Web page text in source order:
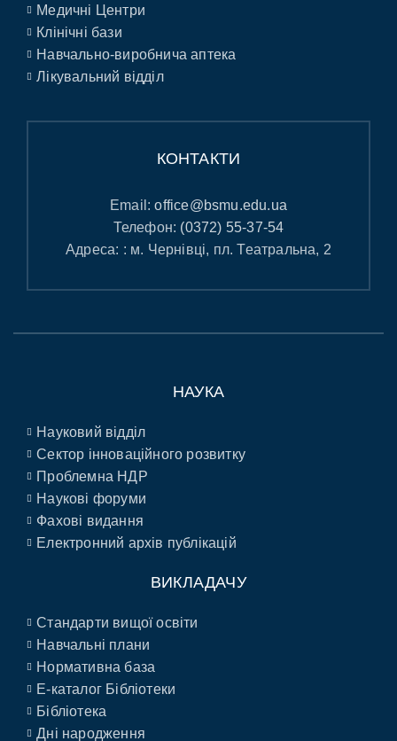
Медичні Центри
Клінічні бази
Навчально-виробнича аптека
Лікувальний відділ
КОНТАКТИ
Email:office@bsmu.edu.ua
Телефон: (0372) 55-37-54
Адреса: : м. Чернівці, пл. Театральна, 2
НАУКА
Науковий відділ
Сектор інноваційного розвитку
Проблемна НДР
Наукові форуми
Фахові видання
Електронний архів публікацій
ВИКЛАДАЧУ
Стандарти вищої освіти
Навчальні плани
Нормативна база
E-каталог Бібліотеки
Бібліотека
Дні народження